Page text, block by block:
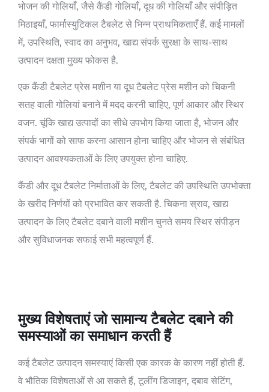
भोजन की गोलियाँ, जैसे कैंडी गोलियाँ, दूध की गोलियाँ और संपीड़ित
मिठाइयाँ, फार्मास्युटिकल टैबलेट से भिन्न प्राथमिकताएँ हैं. कई मामलों
में, उपस्थिति, स्वाद का अनुभव, खाद्य संपर्क सुरक्षा के साथ-साथ
उत्पादन दक्षता मुख्य फोकस है.
एक कैंडी टैबलेट प्रेस मशीन या दूध टैबलेट प्रेस मशीन को चिकनी
सतह वाली गोलियां बनाने में मदद करनी चाहिए, पूर्ण आकार और स्थिर
वजन. चूंकि खाद्य उत्पादों का सीधे उपभोग किया जाता है, भोजन और
संपर्क भागों को साफ करना आसान होना चाहिए और भोजन से संबंधित
उत्पादन आवश्यकताओं के लिए उपयुक्त होना चाहिए.
कैंडी और दूध टैबलेट निर्माताओं के लिए, टैबलेट की उपस्थिति उपभोक्ता
के खरीद निर्णयों को प्रभावित कर सकती है. चिकना स्राव, खाद्य
उत्पादन के लिए टैबलेट दबाने वाली मशीन चुनते समय स्थिर संपीड़न
और सुविधाजनक सफाई सभी महत्वपूर्ण हैं.
मुख्य विशेषताएं जो सामान्य टैबलेट दबाने की
समस्याओं का समाधान करती हैं
कई टैबलेट उत्पादन समस्याएं किसी एक कारक के कारण नहीं होती हैं.
वे भौतिक विशेषताओं से आ सकते हैं, टूलींग डिजाइन, दबाव सेटिंग,